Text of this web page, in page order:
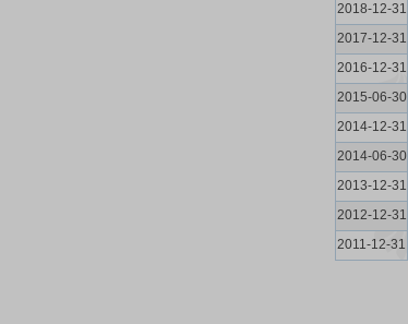
2018-12-31
2017-12-31
2016-12-31
2015-06-30
2014-12-31
2014-06-30
2013-12-31
2012-12-31
2011-12-31